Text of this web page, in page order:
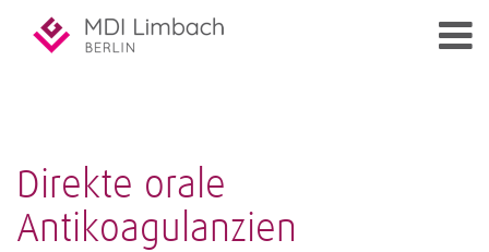
Direkte orale
Antikoagulanzien